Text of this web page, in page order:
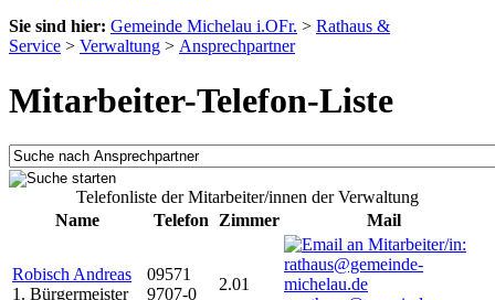
Sie sind hier: Gemeinde Michelau i.OFr. > Rathaus &
Service > Verwaltung > Ansprechpartner
Mitarbeiter-Telefon-Liste
Telefonliste der Mitarbeiter/innen der Verwaltung
Name
Telefon Zimmer Mail
Robisch Andreas
1. Bürgermeister
09571
9707-0
2.01